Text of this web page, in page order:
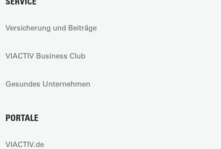
Versicherung und Beiträge
VIACTIV Business Club
Gesundes Unternehmen
PORTALE
VIACTIV.de